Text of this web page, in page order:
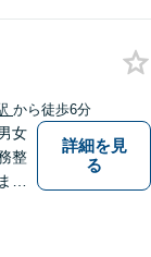
い
ー
から徒歩6分
女
整
詳細を見
る